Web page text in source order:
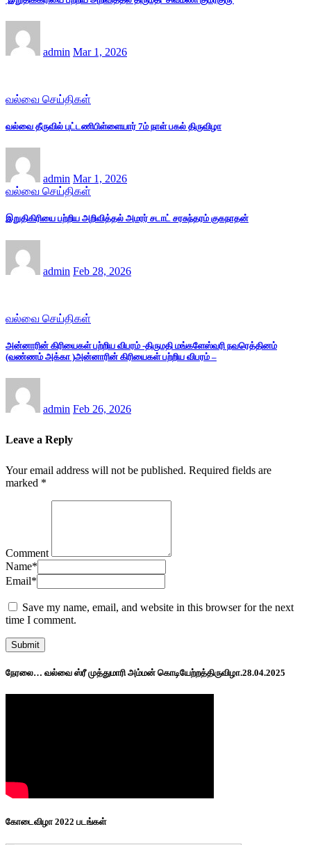
admin Mar 1, 2026
வல்வை செய்திகள்
வல்வை தீருவில் புட்டணிபிள்ளையார் 7ம் நாள் பகல் திருவிழா
admin Mar 1, 2026
வல்வை செய்திகள்
இறுதிகிரியை பற்றிய அறிவித்தல் அமரர் சடாட் சரசுந்தரம் குகநாதன்
admin Feb 28, 2026
வல்வை செய்திகள்
அன்னாரின் கிரியைகள் பற்றிய விபரம் -திருமதி மங்களேஸ்வரி நவரெத்தினம்
(வண்ணம் அக்கா )அன்னாரின் கிரியைகள் பற்றிய விபரம் –
admin Feb 26, 2026
Leave a Reply
Your email address will not be published. Required fields are
marked *
Comment
Name*
Email*
Save my name, email, and website in this browser for the next
time I comment.
நேரலை… வல்வை ஸ்ரீ முத்துமாரி அம்மன் கொடியேற்றத்திருவிழா.28.04.2025
கோடைவிழா 2022 படங்கள்